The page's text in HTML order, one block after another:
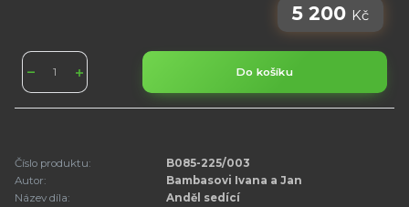
5 200 Kč
Do košíku
Číslo produktu:
B085-225/003
Autor:
Bambasovi Ivana a Jan
Název díla:
Anděl sedící